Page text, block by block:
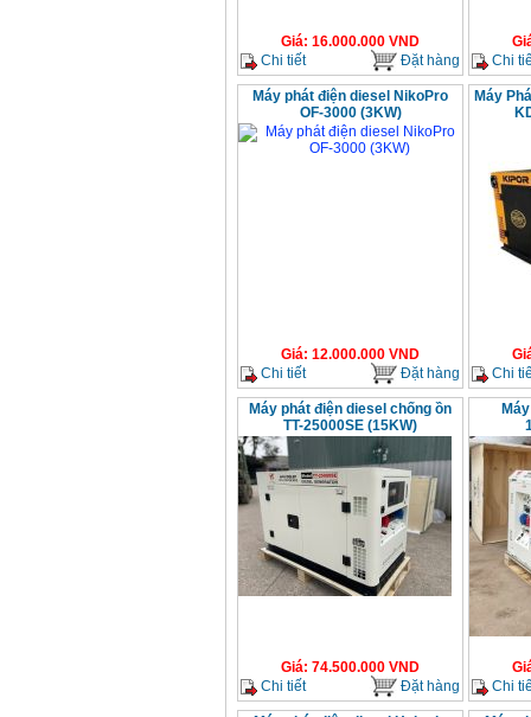
Giá: 16.000.000 VND
Chi tiết
Đặt hàng
Chi
Máy phát điện diesel NikoPro
OF-3000 (3KW)
Giá: 12.000.000 VND
Chi tiết
Đặt hàng
Máy
Chi
Máy phát điện diesel chống ồn
TT-25000SE (15KW)
Giá: 74.500.000 VND
Chi tiết
Đặt hàng
Chi